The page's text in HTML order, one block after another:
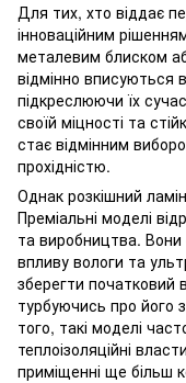
Для тих, хто віддає
інноваційним
металевим блиском
відмінно вписуються
підкреслюючи їх
своїй міцності та
стає відмінним
прохідністю.
Однак розкішний
Преміальні моделі
та виробництва. Вони
впливу вологи та
зберегти початковий
турбуючись про його
того, такі моделі
теплоізоляційні
приміщенні ще більш